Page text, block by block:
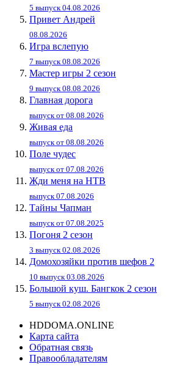
5 выпуск 04.08.2026
Привет Андpей
08.08.2026
Игра вслепую
7 выпуск 08.08.2026
Мастер игры 2 сезон
9 выпуск 08.08.2026
Главная дорога
выпуск от 08.08.2026
Живaя eдa
выпуск от 08.08.2026
Поле чудес
выпуск от 07.08.2026
Жди меня на НТВ
выпуск 07.08.2026
Тайны Чапман
выпуск от 07.08.2025
Погоня 2 сезон
3 выпуск 02.08.2026
Домохозяйки против шефов 2
10 выпуск 03.08.2026
Большой куш. Бангкок 2 сезон
5 выпуск 02.08.2026
HDDOMA.ONLINE
Карта сайта
Обратная связь
Правообладателям